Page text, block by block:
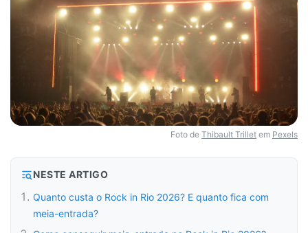
Foto de Thibault Trillet em Pexels
NESTE ARTIGO
Quanto custa o Rock in Rio 2026? E quanto fica com
meia-entrada?